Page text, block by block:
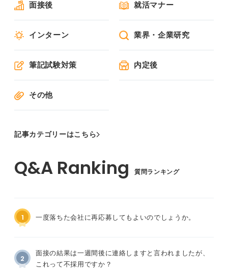
面接後 就活マナー
インターン 業界・企業研究
筆記試験対策 内定後
その他
記事カテゴリーはこちら
質問ランキング
1 一度落ちた会社に再応募してもよいのでしょうか。
2
面接の結果は一週間後に連絡しますと言われましたが、
これって不採用ですか？